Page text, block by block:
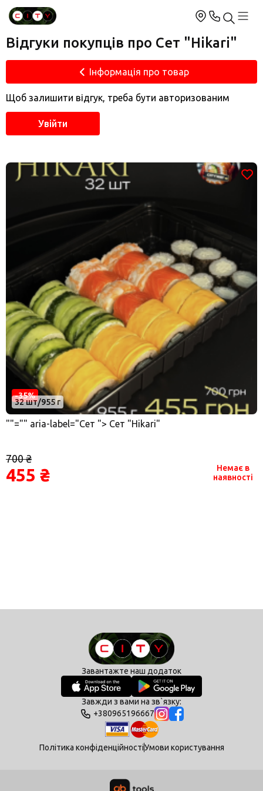
Відгуки покупців про Сет "Hikari"
Інформація про товар
Щоб залишити відгук, треба бути авторизованим
Увійти
-35%
32 шт/955 г
""="" aria-label="Сет "> Сет "Hikari"
700 ₴
455 ₴
Немає в
наявності
Завантажте наш додаток
Завжди з вами на зв`язку:
+380965196667
Політика конфіденційностіУмови користування